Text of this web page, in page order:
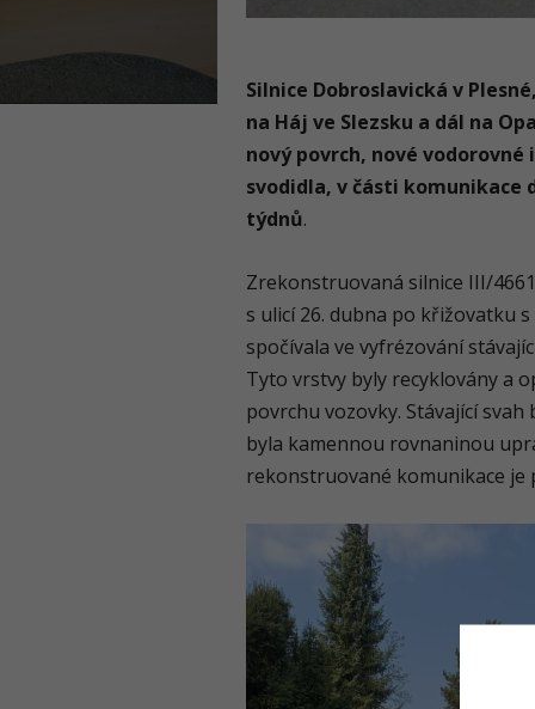
Silnice Dobroslavická v
na Háj ve Slezsku a dál na
nový povrch, nové
svodidla, v části komunikace
týdnů.
Zrekonstruovaná silnice III/
s ulicí 26. dubna po křižovatku
spočívala ve vyfrézování
Tyto vrstvy byly recyklovány a
povrchu vozovky. Stávající svah
byla kamennou rovnaninou
rekonstruované komunikace je